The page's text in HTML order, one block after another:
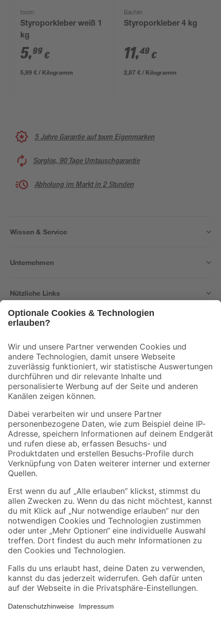
toom
Styroporkleber weiß 1
kg
5,99 €
5,99 € / Kilogramm
Baufan
Styroporkleber 4 kg
11,49 €
2,87 € / Kilogramm
5 Jahre Garantie auf toom Eigenmarken
Sorglos, 90 Tage Umtauschgarantie
Abholung im Markt in 2 Stunden
Wissen & Service
Unternehmen
Nützliche Links
Der toom Newsletter: Keine Angebote und Aktionen mehr verpassen!
Zur Newsletter Anmeldung
Folge uns
Zahlungsarten Versandarten
Sicher einkaufen
Jetzt die toom-App herunterladen
Alle Preisangaben in EUR inkl. gesetzl. MwSt.. Die dargestellten Angebote sind unter
Umständen nicht in allen Märkten verfügbar. Die angegebenen Verfügbarkeiten beziehen
Produkte nur solange der Vorrat reicht.
*Paketversand ab 59 € versandkostenfrei, gilt nicht für Artikel mit Speditionsversand, hier